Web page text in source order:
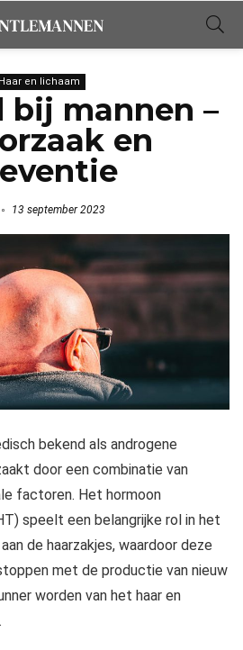
Haar en lichaam
bij mannen –
en
13 september 2023
bekend als androgene
door een combinatie van
factoren. Het hormoon
speelt een belangrijke rol in het
de haarzakjes, waardoor deze
met de productie van nieuw
worden van het haar en